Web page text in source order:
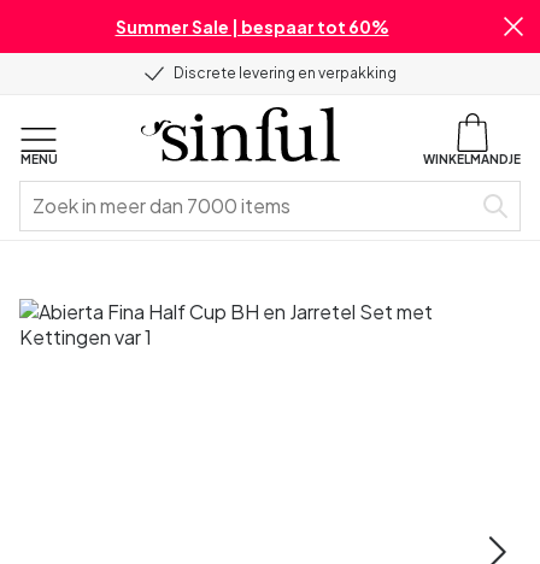
Summer Sale | bespaar tot 60%
Discrete levering en verpakking
MENU WINKELMANDJE